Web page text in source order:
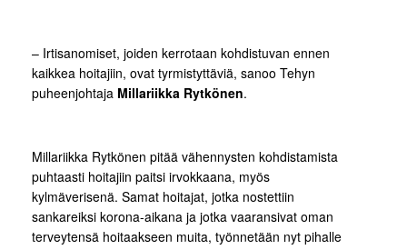
– Irtisanomiset, joiden kerrotaan kohdistuvan ennen
kaikkea hoitajiin, ovat tyrmistyttäviä, sanoo Tehyn
puheenjohtaja Millariikka Rytkönen.
Millariikka Rytkönen pitää vähennysten kohdistamista
puhtaasti hoitajiin paitsi irvokkaana, myös
kylmäverisenä. Samat hoitajat, jotka nostettiin
sankareiksi korona-aikana ja jotka vaaransivat oman
terveytensä hoitaakseen muita, työnnetään nyt pihalle